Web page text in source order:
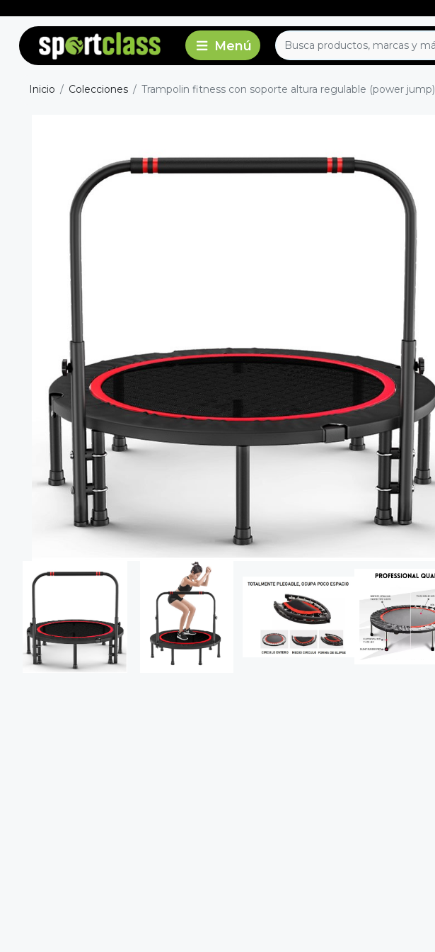
Inicio Colecciones Trampolin fitness con soporte altura regulable (power jump)